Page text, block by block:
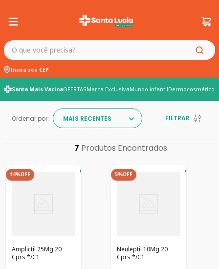
O que você precisa?
Insira seu CEP
Santa Mais VacinaOFERTASMarca ExclusivaMundo infantilDermocosméticos
Ordenar por: MAIS RECENTES FILTRAR
7
14%OFF
Amplictil 25Mg 20
Cprs */C1
5%OFF
Neuleptil 10Mg 20
Cprs */C1